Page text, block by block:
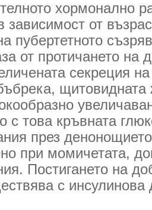
хормонално
зависимост от
пубертетното
от протичането на
секреция
щитовидната
с това кръвната
през
при момичетата,
Постигането на
с инсулинова